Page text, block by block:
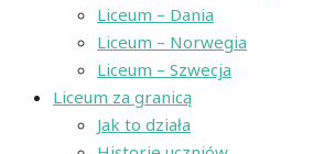
Liceum – Dania
Liceum – Norwegia
Liceum – Szwecja
Liceum za granicą
Jak to działa